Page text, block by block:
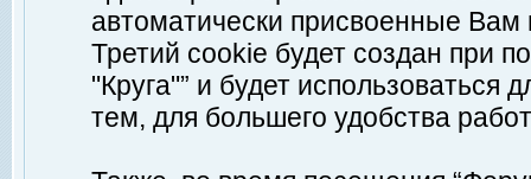
автоматически присвоенные
Третий cookie будет создан при
"Круга"” и будет
тем, для большего удобства